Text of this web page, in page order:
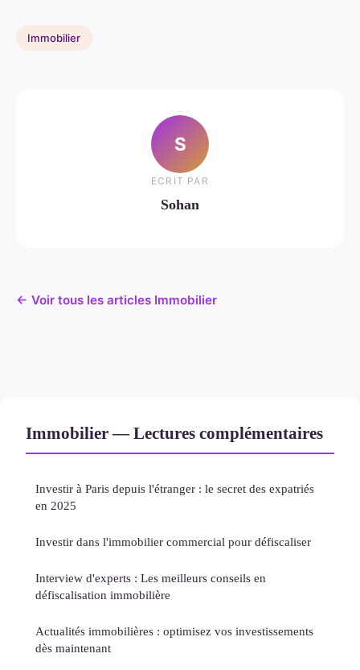
Immobilier
S
ECRIT PAR
Sohan
← Voir tous les articles Immobilier
Immobilier — Lectures complémentaires
Investir à Paris depuis l'étranger : le secret des expatriés
en 2025
Investir dans l'immobilier commercial pour défiscaliser
Interview d'experts : Les meilleurs conseils en
défiscalisation immobilière
Actualités immobilières : optimisez vos investissements
dès maintenant